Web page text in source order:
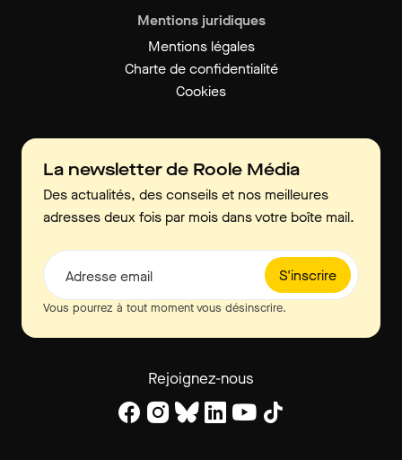
Mentions juridiques
Mentions légales
Charte de confidentialité
Cookies
La newsletter de Roole Média
Des actualités, des conseils et nos meilleures
adresses deux fois par mois dans votre boîte mail.
S'inscrire
Adresse email
Vous pourrez à tout moment vous désinscrire.
Rejoignez-nous